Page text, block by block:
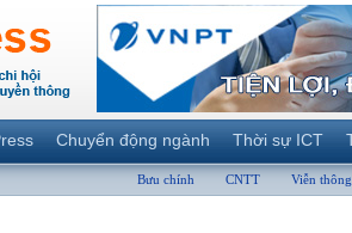
Chuyển động ngành Thời sự ICT
Bưu chính CNTT Viễn thông